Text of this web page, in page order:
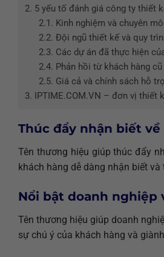
2. 5 yếu tố đánh giá công ty thiết
2.1. Kinh nghiệm và chuyên
2.2. Đội ngũ thiết kế và quy
2.3. Các dự án đã thực hiện
2.4. Phản hồi từ khách hàng cũ
2.5. Giá cả và chính sách hỗ
3. IPTIME.COM.VN – đơn vị thiết
Thúc đẩy nhận biết
Tên thương hiệu giúp thúc đẩy
khách hàng dễ dàng nhận biết
Nổi bật doanh nghiệp
Tên thương hiệu giúp doanh
sự chú ý của khách hàng và